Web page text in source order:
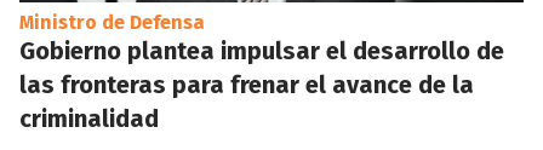
Ministro de Defensa
Gobierno plantea impulsar el desarrollo de
las fronteras para frenar el avance de la
criminalidad